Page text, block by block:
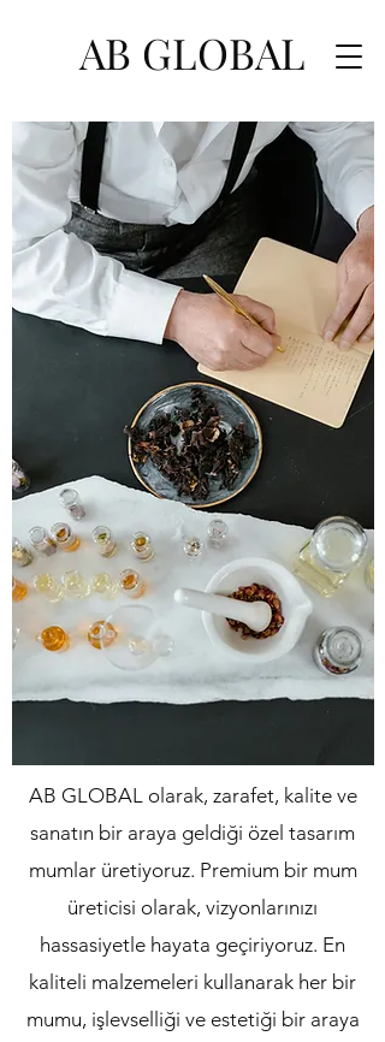
AB GLOBAL
AB GLOBAL olarak, zarafet, kalite ve
sanatın bir araya geldiği özel tasarım
mumlar üretiyoruz. Premium bir mum
üreticisi olarak, vizyonlarınızı
hassasiyetle hayata geçiriyoruz. En
kaliteli malzemeleri kullanarak her bir
mumu, işlevselliği ve estetiği bir araya